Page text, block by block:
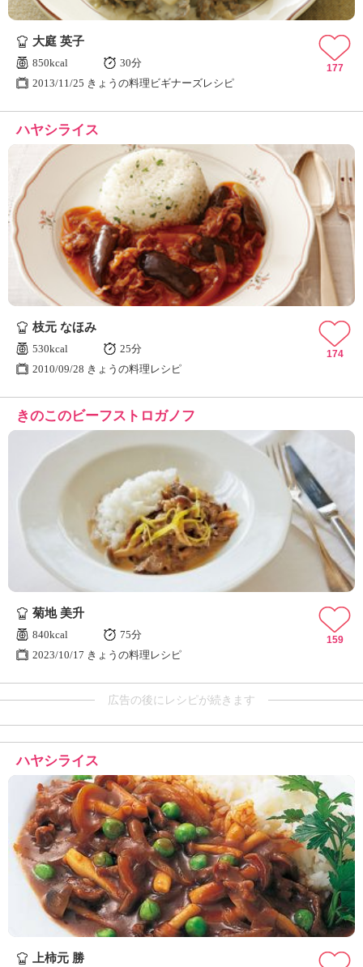
大庭 英子
850kcal
30分
2013/11/25 きょうの料理ビギナーズレシピ
177
ハヤシライス
枝元 なほみ
530kcal
25分
2010/09/28 きょうの料理レシピ
174
きのこのビーフストロガノフ
菊地 美升
840kcal
75分
2023/10/17 きょうの料理レシピ
159
広告の後にレシピが続きます
ハヤシライス
上柿元 勝